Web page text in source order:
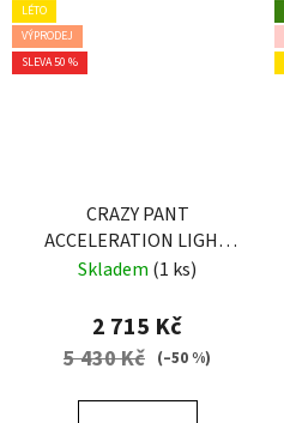
LÉTO
VÝPRODEJ
SLEVA 50 %
CRAZY PANT
ACCELERATION LIGHT
MAN ZENITH
Skladem (1 ks)
2 715 Kč
5 430 Kč (–50 %)